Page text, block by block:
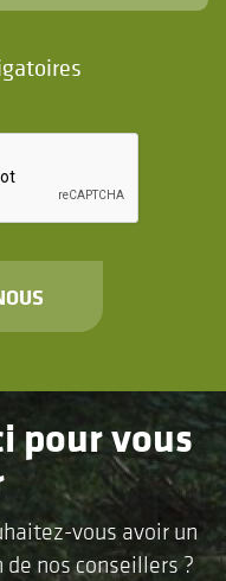
pour vous
vous avoir un
nos conseillers ?